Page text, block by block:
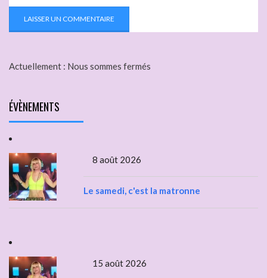
Actuellement : Nous sommes fermés
ÉVÈNEMENTS
8 août 2026
Le samedi, c'est la matronne
15 août 2026